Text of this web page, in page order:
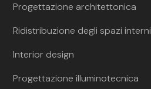
Progettazione architettonica
Ridistribuzione degli spazi interni
Interior design
Progettazione illuminotecnica